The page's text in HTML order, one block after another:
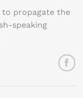
to propagate the
speaking